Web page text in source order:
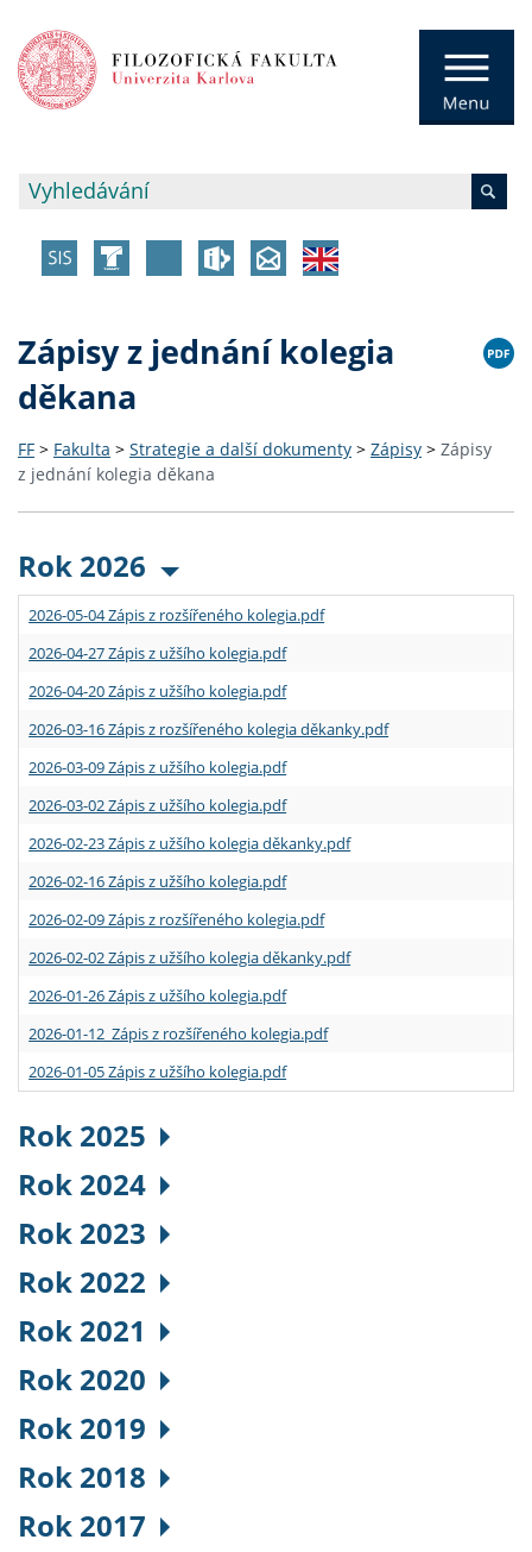
Zápisy z jednání kolegia
děkana
FF > Fakulta > Strategie a další dokumenty > Zápisy > Zápisy
z jednání kolegia děkana
Rok 2026
2026-05-04 Zápis z rozšířeného kolegia.pdf
2026-04-27 Zápis z užšího kolegia.pdf
2026-04-20 Zápis z užšího kolegia.pdf
2026-03-16 Zápis z rozšířeného kolegia děkanky.pdf
2026-03-09 Zápis z užšího kolegia.pdf
2026-03-02 Zápis z užšího kolegia.pdf
2026-02-23 Zápis z užšího kolegia děkanky.pdf
2026-02-16 Zápis z užšího kolegia.pdf
2026-02-09 Zápis z rozšířeného kolegia.pdf
2026-02-02 Zápis z užšího kolegia děkanky.pdf
2026-01-26 Zápis z užšího kolegia.pdf
2026-01-12 Zápis z rozšířeného kolegia.pdf
2026-01-05 Zápis z užšího kolegia.pdf
Rok 2025
Rok 2024
Rok 2023
Rok 2022
Rok 2021
Rok 2020
Rok 2019
Rok 2018
Rok 2017